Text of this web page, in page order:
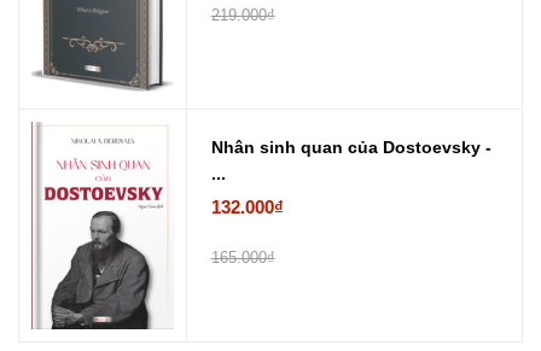
219.000₫
Nhân sinh quan của Dostoevsky -
...
132.000₫
165.000₫